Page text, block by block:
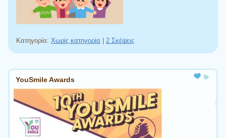
Κατηγορία: Χωρίς κατηγορία 2 Σκέψεις
Πλοήγηση άρθρων
YouSmile Awards